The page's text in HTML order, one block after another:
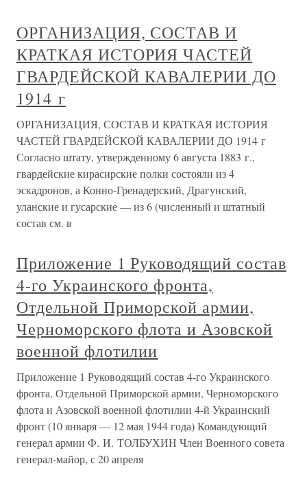
ОРГАНИЗАЦИЯ, СОСТАВ И
КРАТКАЯ ИСТОРИЯ ЧАСТЕЙ
ГВАРДЕЙСКОЙ КАВАЛЕРИИ ДО
1914 г
ОРГАНИЗАЦИЯ, СОСТАВ И КРАТКАЯ ИСТОРИЯ
ЧАСТЕЙ ГВАРДЕЙСКОЙ КАВАЛЕРИИ ДО 1914 г
Согласно штату, утвержденному 6 августа 1883 г.,
гвардейские кирасирские полки состояли из 4
эскадронов, а Конно-Гренадерский, Драгунский,
уланские и гусарские — из 6 (численный и штатный
состав см. в
Приложение 1 Руководящий состав
4-го Украинского фронта,
Отдельной Приморской армии,
Черноморского флота и Азовской
военной флотилии
Приложение 1 Руководящий состав 4-го Украинского
фронта, Отдельной Приморской армии, Черноморского
флота и Азовской военной флотилии 4-й Украинский
фронт (10 января — 12 мая 1944 года) Командующий
генерал армии Ф. И. ТОЛБУХИН Член Военного совета
генерал-майор, с 20 апреля